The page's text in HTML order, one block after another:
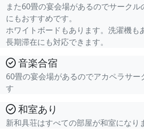
また60畳の宴会場があるのでサーク
にもおすすめです。
ホワイトボードもあります。洗濯機も
長期滞在にも対応できます。
音楽合宿
60畳の宴会場があるのでアカペラサ
す
和室あり
新和具荘はすべての部屋が和室になり